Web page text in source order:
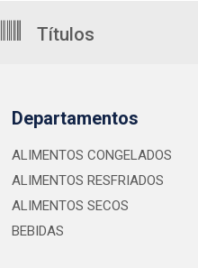
Títulos
Departamentos
ALIMENTOS CONGELADOS
ALIMENTOS RESFRIADOS
ALIMENTOS SECOS
BEBIDAS